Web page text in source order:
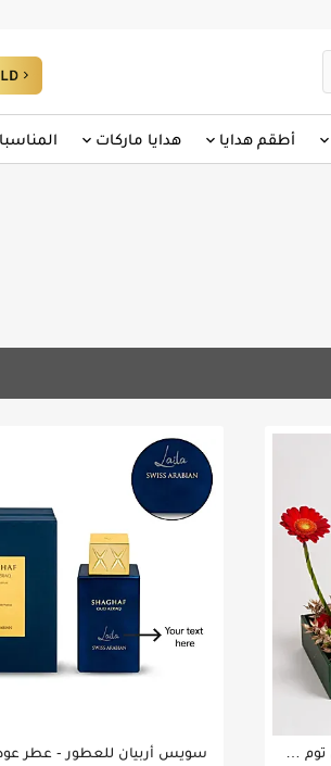
أطقم هدايا هدايا ماركات